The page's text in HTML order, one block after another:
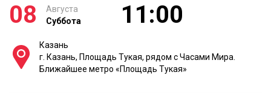
08
Августа
Суббота
11:00
Казань
г. Казань, Площадь Тукая, рядом с Часами Мира.
Ближайшее метро «Площадь Тукая»